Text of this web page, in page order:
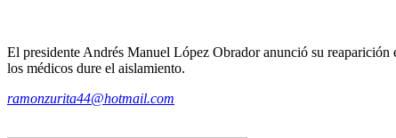
El presidente Andrés Manuel López Obrador anunció su reaparición
los médicos dure el aislamiento.
ramonzurita44@hotmail.com